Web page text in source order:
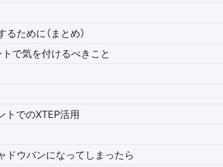
ために（まとめ）
トで気を付けるべきこと
トでのXTEP活用
ドウバンになってしまったら